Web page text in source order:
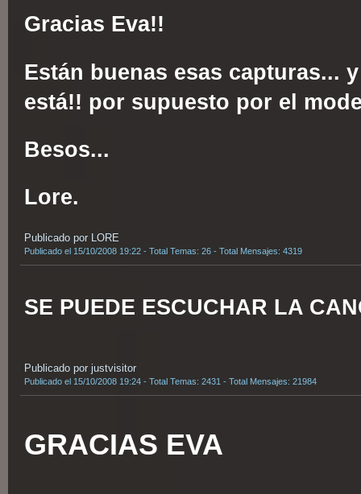
Gracias Eva!!
Están buenas esas capturas...
está!! por supuesto por el
Besos...
Lore.
Publicado por LORE
Publicado el 15/10/2008 19:22 - Total Temas: 26 - Total Mensajes: 4319
SE PUEDE ESCUCHAR LA
Publicado por justvisitor
Publicado el 15/10/2008 19:24 - Total Temas: 2431 - Total Mensajes: 21984
GRACIAS EVA